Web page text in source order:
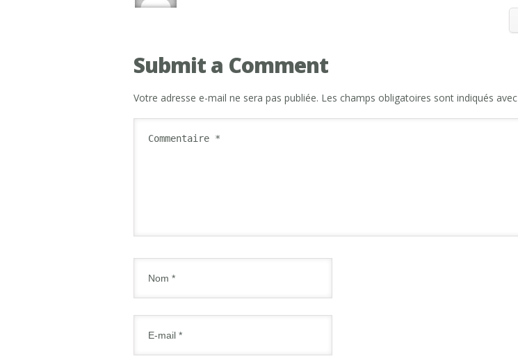
Submit a Comment
Votre adresse e-mail ne sera pas publiée. Les champs obligatoires sont indiqués avec